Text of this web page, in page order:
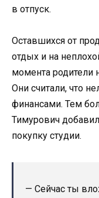
в отпуск.
Оставшихся от
отдых и на
момента родители
Они считали, что
финансами. Тем
Тимурович
покупку студии.
— Сейчас ты